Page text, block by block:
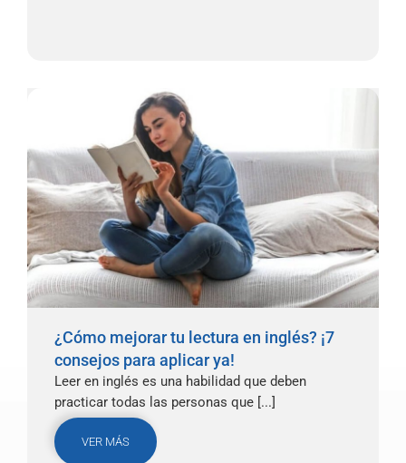
¿Cómo mejorar tu lectura en inglés? ¡7
consejos para aplicar ya!
Leer en inglés es una habilidad que deben
practicar todas las personas que [...]
VER MÁS